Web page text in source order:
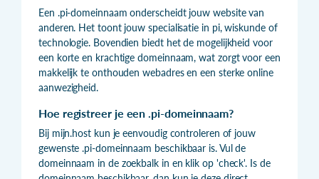
Een .pi-domeinnaam onderscheidt jouw website van
anderen. Het toont jouw specialisatie in pi, wiskunde of
technologie. Bovendien biedt het de mogelijkheid voor
een korte en krachtige domeinnaam, wat zorgt voor een
makkelijk te onthouden webadres en een sterke online
aanwezigheid.
Hoe registreer je een .pi-domeinnaam?
Bij mijn.host kun je eenvoudig controleren of jouw
gewenste .pi-domeinnaam beschikbaar is. Vul de
domeinnaam in de zoekbalk in en klik op 'check'. Is de